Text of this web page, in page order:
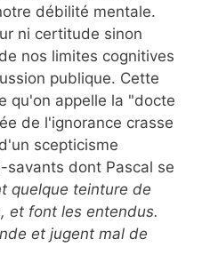
débilité mentale.
ni certitude sinon
nos limites cognitives
publique. Cette
qu'on appelle la "docte
de l'ignorance crasse
scepticisme
savants dont Pascal se
quelque teinture de
et font les entendus.
et jugent mal de